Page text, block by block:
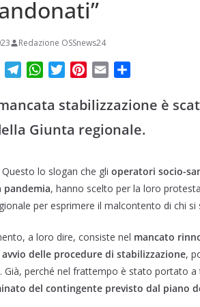
Redazione OSSnews24
n
e
I
n
l
g
a
m
W
a
s
p
p
i
t
r
n
e
e
s
t
a
l
n
i
i
d
i
stabilizzazione è
Giunta regionale.
Questo lo slogan che gli operatori socio-
pandemia, hanno scelto per la loro
per esprimere il malcontento di chi
a loro dire, consiste nel mancato
delle procedure di stabilizzazione,
Già, perché nel frattempo è stato portato a
del contingente previsto dal piano